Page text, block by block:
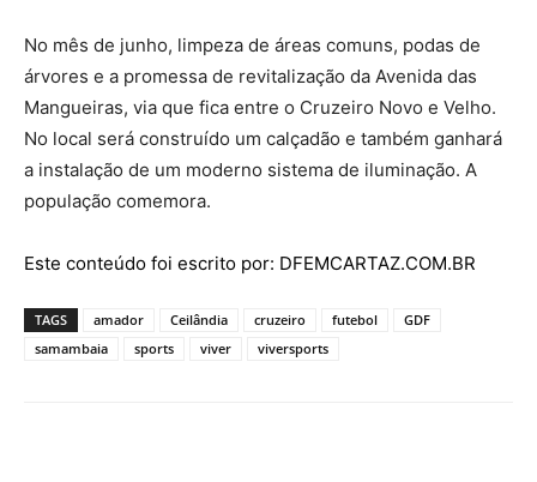
No mês de junho, limpeza de áreas comuns, podas de
árvores e a promessa de revitalização da Avenida das
Mangueiras, via que fica entre o Cruzeiro Novo e Velho.
No local será construído um calçadão e também ganhará
a instalação de um moderno sistema de iluminação. A
população comemora.
Este conteúdo foi escrito por: DFEMCARTAZ.COM.BR
TAGS amador Ceilândia cruzeiro futebol
GDF
samambaia
sports viver viversports